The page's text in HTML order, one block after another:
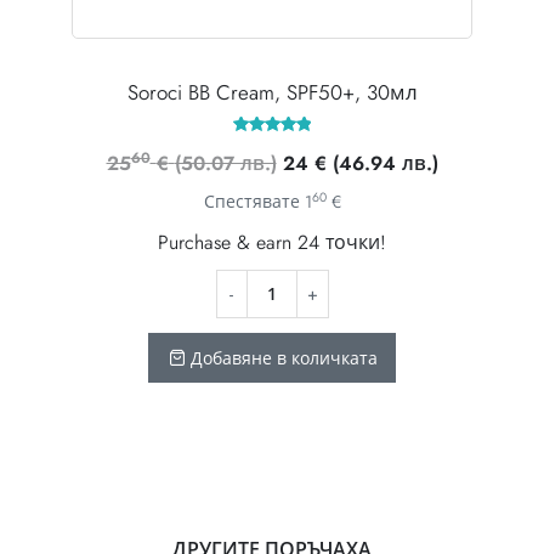
Soroci BB Cream, SPF50+, 30мл
4.86
от 5
2560 € (50.07 лв.) Original
price
2560 €
(50.07
лв.).
24 € (46.94 лв.)Текущата
Спестявате 160 €
Purchase & earn 24 точки!
Добавяне в количката